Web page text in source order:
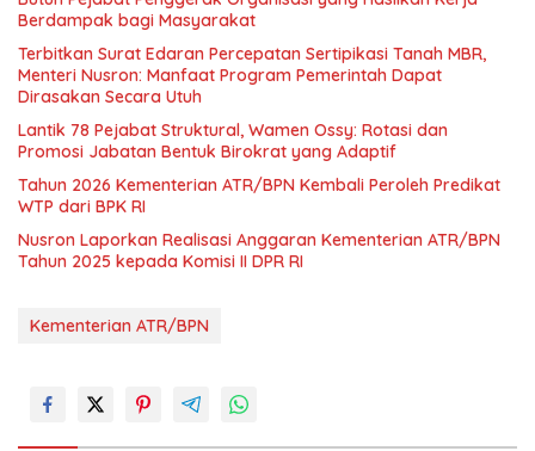
Berdampak bagi Masyarakat
Terbitkan Surat Edaran Percepatan Sertipikasi Tanah MBR,
Menteri Nusron: Manfaat Program Pemerintah Dapat
Dirasakan Secara Utuh
Lantik 78 Pejabat Struktural, Wamen Ossy: Rotasi dan
Promosi Jabatan Bentuk Birokrat yang Adaptif
Tahun 2026 Kementerian ATR/BPN Kembali Peroleh Predikat
WTP dari BPK RI
Nusron Laporkan Realisasi Anggaran Kementerian ATR/BPN
Tahun 2025 kepada Komisi II DPR RI
Kementerian ATR/BPN